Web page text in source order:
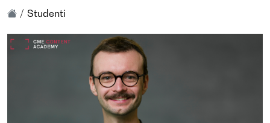
Studenti